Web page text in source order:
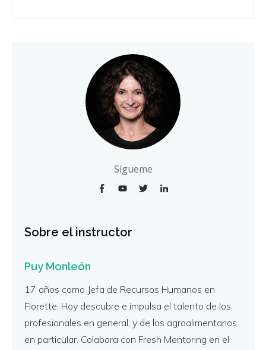
Sígueme
Sobre el instructor
Puy Monleón
17 años como Jefa de Recursos Humanos en
Florette. Hoy descubre e impulsa el talento de los
profesionales en general, y de los agroalimentarios
en particular. Colabora con Fresh Mentoring en el